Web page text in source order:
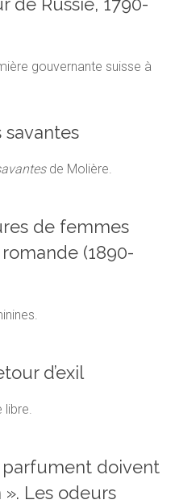
gouvernante suisse à
savantes
de Molière.
de femmes
(1890-
d’exil
libre.
doivent
Les odeurs